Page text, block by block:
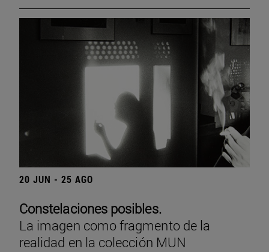
20 JUN - 25 AGO
Constelaciones posibles.
La imagen como fragmento de la
realidad en la colección MUN